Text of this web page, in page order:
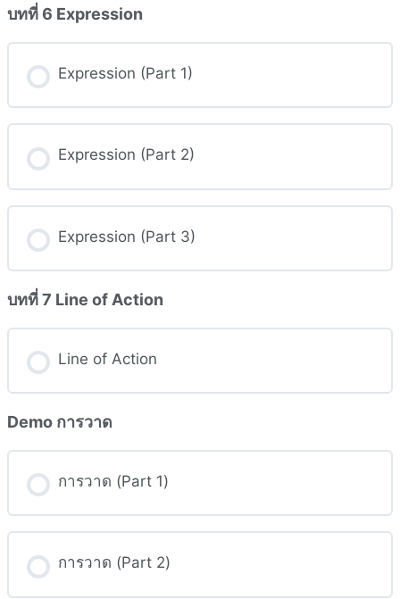
บทที่ 6 Expression
Expression (Part 1)
Expression (Part 2)
Expression (Part 3)
บทที่ 7 Line of Action
Line of Action
Demo การวาด
การวาด (Part 1)
การวาด (Part 2)